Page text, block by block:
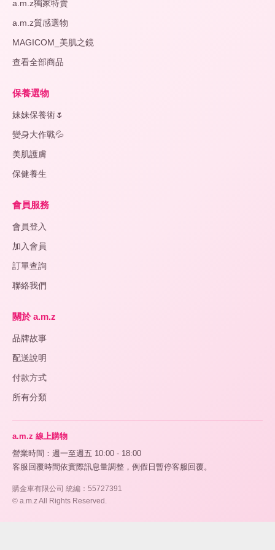
a.m.z獨家特賣
a.m.z質感選物
MAGICOM_美肌之鏡
查看全部商品
保養選物
妹妹保養術🌷
變身大作戰💦
美肌護膚
保健養生
會員服務
會員登入
加入會員
訂單查詢
聯絡我們
關於 a.m.z
品牌故事
配送說明
付款方式
所有分類
a.m.z 線上購物
營業時間：週一至週五 10:00 - 18:00
客服回覆時間依實際訊息量調整，例假日暫停客服回覆。
購金車有限公司 統編：55727391
© a.m.z All Rights Reserved.